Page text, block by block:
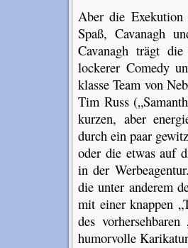
Aber die
Spaß, Cavanagh
Cavanagh trägt
lockerer Comedy
klasse Team von
Tim Russ
kurzen, aber
durch ein paar
oder die etwas auf
in der
die unter anderem
mit einer knappen
des
humorvolle